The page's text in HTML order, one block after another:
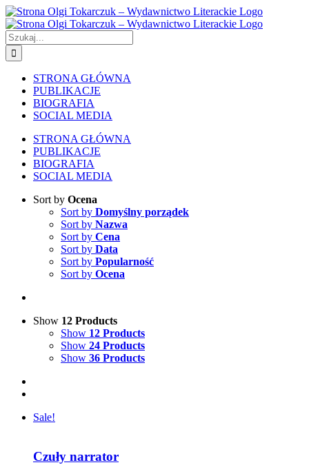
Skip
to
content
Szukaj
STRONA GŁÓWNA
PUBLIKACJE
BIOGRAFIA
SOCIAL MEDIA
STRONA GŁÓWNA
PUBLIKACJE
BIOGRAFIA
SOCIAL MEDIA
Sort by Ocena
Sort by Domyślny porządek
Sort by Nazwa
Sort by Cena
Sort by Data
Sort by Popularność
Sort by Ocena
Show 12 Products
Show 12 Products
Show 24 Products
Show 36 Products
Sale!
Czuły narrator